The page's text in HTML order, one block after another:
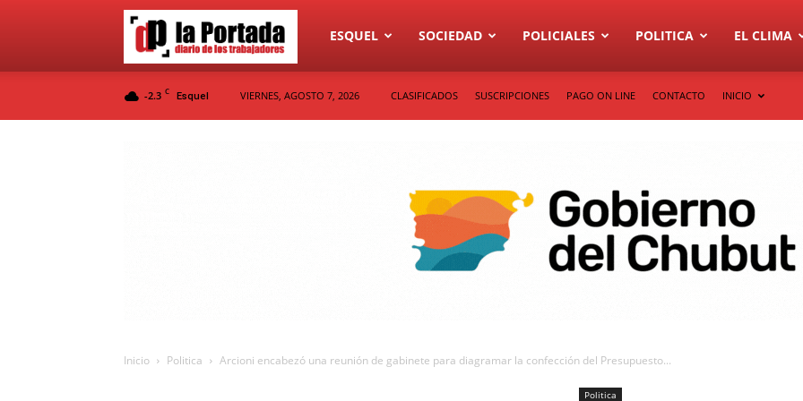
Diario
ESQUEL SOCIEDAD POLICIALES POLITICA EL CLIMA
-2.3 C Esquel VIERNES, AGOSTO 7, 2026 CLASIFICADOS SUSCRIPCIONES PAGO ON LINE CONTACTO INICIO
Inicio Politica Arcioni encabezó una reunión de gabinete para diagramar la confección del Presupuesto...
Politica